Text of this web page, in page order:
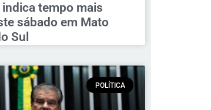
tempo mais
sábado em Mato
Sul
POLÍTICA